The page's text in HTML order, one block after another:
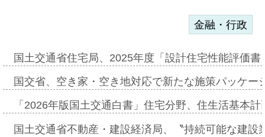
金融・行政
国土交通省住宅局、2025年度「設計住宅性能評価
国交省、空き家・空き地対応で新たな施策パッケ
「2026年版国土交通白書」住宅分野、住生活基本
国土交通省不動産・建設経済局、〝持続可能な建